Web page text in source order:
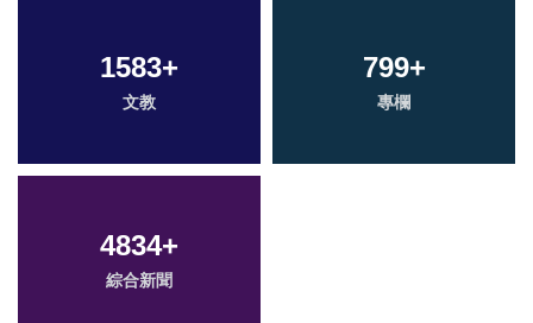
1583+
文教
799+
專欄
4834+
綜合新聞